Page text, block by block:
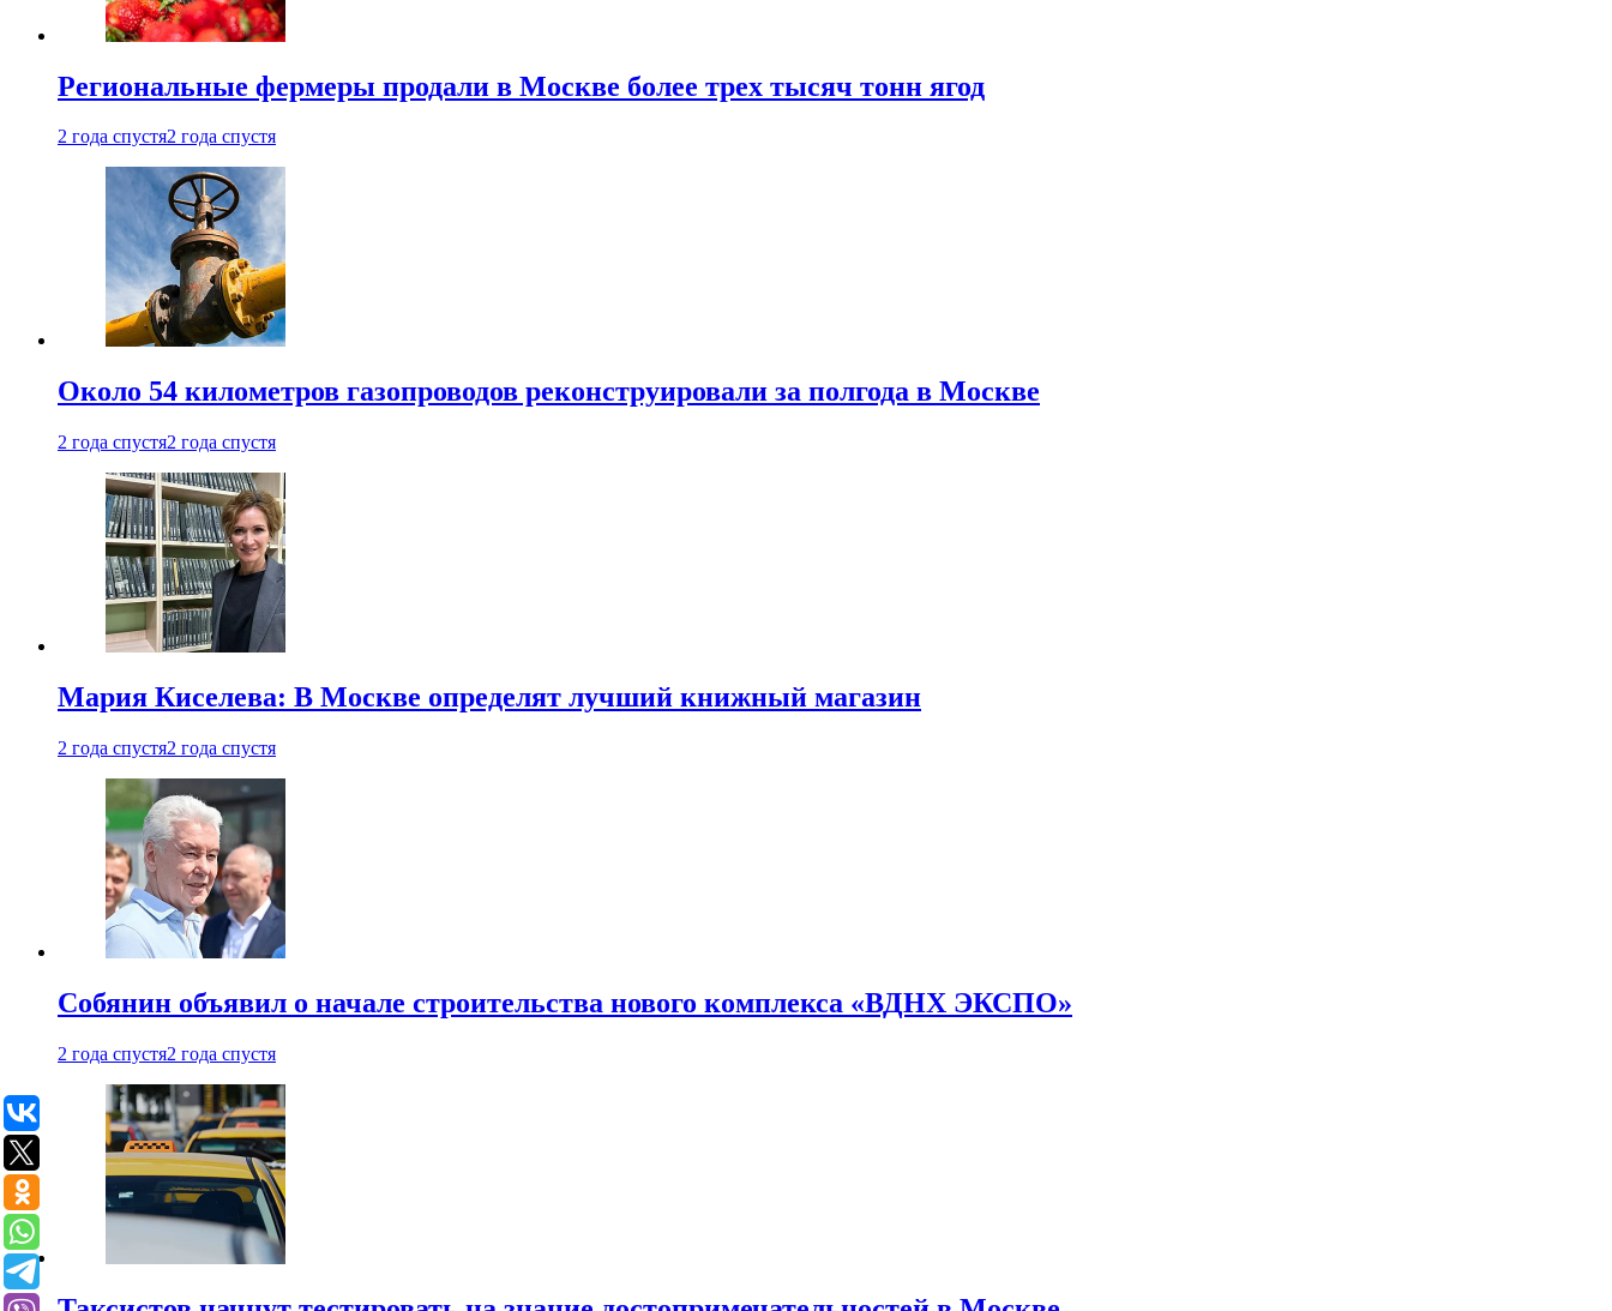
Региональные фермеры продали в Москве более трех тысяч тонн ягод
2 года спустя2 года спустя
Около 54 километров газопроводов реконструировали за полгода в Москве
2 года спустя2 года спустя
Мария Киселева: В Москве определят лучший книжный магазин
2 года спустя2 года спустя
Собянин объявил о начале строительства нового комплекса «ВДНХ ЭКСПО»
2 года спустя2 года спустя